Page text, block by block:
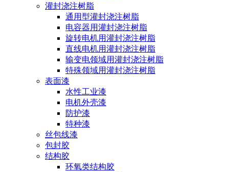
灌封浇注树脂
通用型灌封浇注树脂
电容器用灌封浇注树脂
旋转电机用灌封浇注树脂
直线电机用灌封浇注树脂
输变电领域用灌封浇注树脂
特殊领域用灌封浇注树脂
表面漆
水性工业漆
电机外壳漆
防护漆
特种漆
丝包线漆
包封胶
结构胶
环氧类结构胶